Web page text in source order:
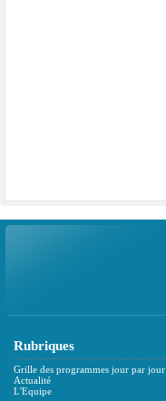
Rubriques
Grille des programmes jour par jour
Actualité
L'Equipe